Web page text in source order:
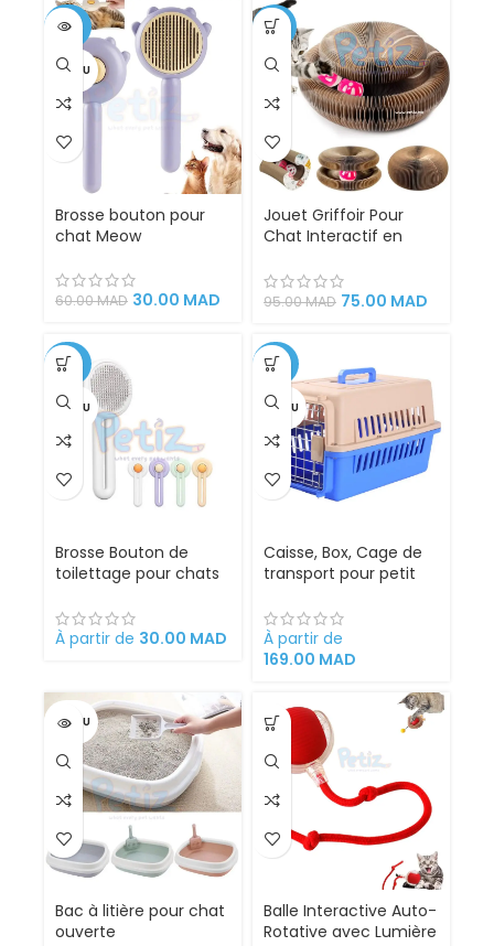
-50%
VENDU
Brosse bouton pour
chat Meow
60.00MAD 30.00 MAD
-21%
Jouet Griffoir Pour
Chat Interactif en
95.00MAD 75.00 MAD
-50%
VENDU
Brosse Bouton de
toilettage pour chats
jaune d’œuf
À partir de 30.00 MAD
-32%
VENDU
Caisse, Box, Cage de
transport pour petit
Métallique, Clips,
Séparateur d’urine et
Loquet de Sécurité.
À partir de
169.00 MAD
VENDU
Bac à litière pour chat
ouverte
Balle Interactive Auto-
Rotative avec Lumière